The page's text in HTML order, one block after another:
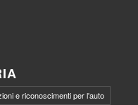
e riconoscimenti per l'auto